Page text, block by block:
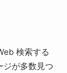
検索する
が多数見つ